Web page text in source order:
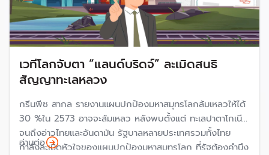
เวทีโลกจับตา “แลนด์บริดจ์” ละเมิดสนธิ
สัญญาทะเลหลวง
กรีนพีซ สากล รายงานแผนปกป้องมหาสมุทรโลกล้มเหลวให้ได้
30 %ใน 2573 อาจจะล้มเหลว หลังพบตั้งแต่ ทะเลปาตาโกเนีย
จนถึงอ่าวไทยและอันดามัน รัฐบาลหลายประเทศรวมทั้งไทย
กำลังละเมิดหัวใจของแผนปกป้องมหาสมุทรโลก ที่รัฐต้องคำนึง
อ่านต่อ